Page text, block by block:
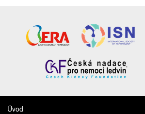
Úvod